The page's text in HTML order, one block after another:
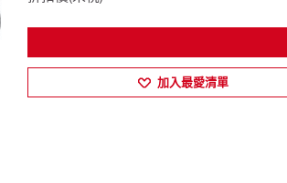
加入最愛清單